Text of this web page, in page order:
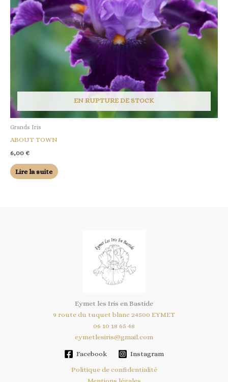
EN RUPTURE DE STOCK
Grands Iris
ABOUT TOWN
6,00 €
Lire la suite
Eymet les Iris en Bastide
9 route du tuquet blanc 24500 EYMET
06 10 18 65 48
eymetlesiris@gmail.com
Facebook Instagram
Politique de confidentialité